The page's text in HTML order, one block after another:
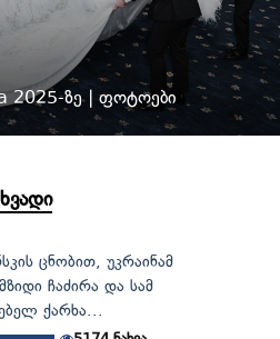
2025-ზე | ფოტოები
ცნობით, უკრაინამ
ჩაძირა და სამ
ქარხა...